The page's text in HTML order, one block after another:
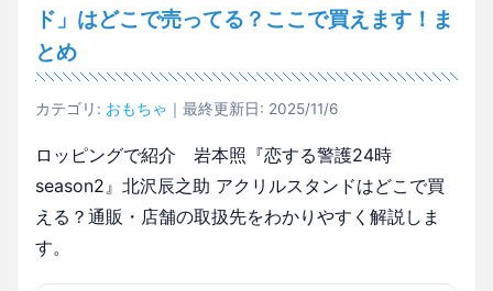
ド」はどこで売ってる？ここで買えます！ま
とめ
カテゴリ: おもちゃ ｜最終更新日: 2025/11/6
ロッピングで紹介 岩本照『恋する警護24時
season2』北沢辰之助 アクリルスタンドはどこで買
える？通販・店舗の取扱先をわかりやすく解説しま
す。